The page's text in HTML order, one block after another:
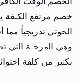
خصم مرتفع الكلفة
الحوثي تدريجياً مما
وهي المرحلة التي
بكثير من كلفة